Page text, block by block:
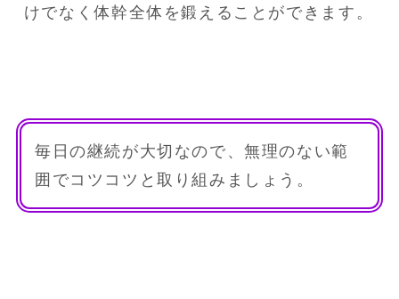
けでなく体幹全体を鍛えることができます。
毎日の継続が大切なので、無理のない範
囲でコツコツと取り組みましょう。